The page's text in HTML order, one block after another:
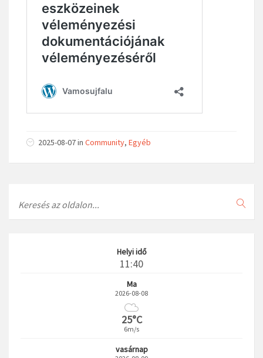
2025-08-07in Community, Egyéb
Helyi idő
11:40
Ma
2026-08-08
25°C
6m/s
vasárnap